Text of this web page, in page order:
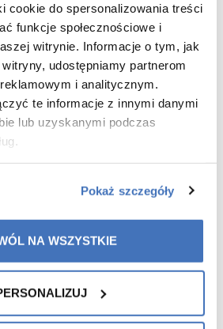
cookie do spersonalizowania treści
funkcje społecznościowe i
witrynie. Informacje o tym, jak
udostępniamy partnerom
i analitycznym.
te informacje z innymi danymi
lub uzyskanymi podczas
Pokaż szczegóły
NA WSZYSTKIE
Balance Cream for only:
instead of 179 PLN
instead of42.95 EUR
instead of
or